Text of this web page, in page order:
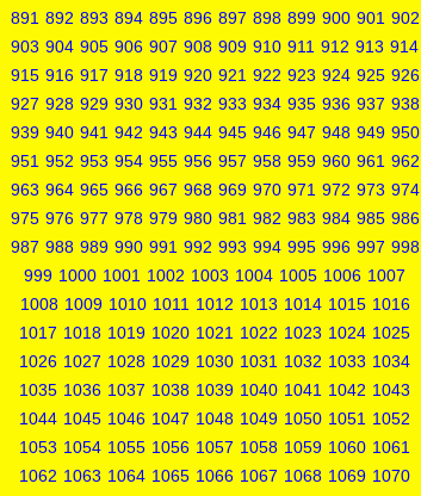
891 892 893 894 895 896 897 898 899 900 901 902
903 904 905 906 907 908 909 910 911 912 913 914
915 916 917 918 919 920 921 922 923 924 925 926
927 928 929 930 931 932 933 934 935 936 937 938
939 940 941 942 943 944 945 946 947 948 949 950
951 952 953 954 955 956 957 958 959 960 961 962
963 964 965 966 967 968 969 970 971 972 973 974
975 976 977 978 979 980 981 982 983 984 985 986
987 988 989 990 991 992 993 994 995 996 997 998
999 1000 1001 1002 1003 1004 1005 1006 1007
1008 1009 1010 1011 1012 1013 1014 1015 1016
1017 1018 1019 1020 1021 1022 1023 1024 1025
1026 1027 1028 1029 1030 1031 1032 1033 1034
1035 1036 1037 1038 1039 1040 1041 1042 1043
1044 1045 1046 1047 1048 1049 1050 1051 1052
1053 1054 1055 1056 1057 1058 1059 1060 1061
1062 1063 1064 1065 1066 1067 1068 1069 1070